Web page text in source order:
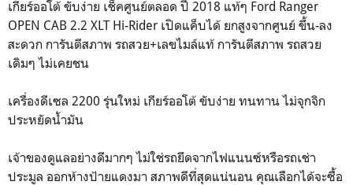
เกียร์ออโต้ ขับง่าย เช็คศูนย์ตลอด ปี 2018 แท้ๆ Ford Ranger
OPEN CAB 2.2 XLT Hi-Rider เปิดแค็บได้ ยกสูงจากศูนย์ ขึ้น-ลง
สะดวก การันตีสภาพ รถสวย+เลขไมล์แท้ การันตีสภาพ รถสวย
เดิมๆ ไม่เคยชน
เครื่องดีเซล 2200 รุ่นใหม่ เกียร์ออโต้ ขับง่าย ทนทาน ไม่จุกจิก
ประหยัดน้ำมัน
เจ้าของดูแลอย่างดีมากๆ ไม่ใช่รถยึดจากไฟแนนซ์หรือรถเช่า
ประมูล ออกห้างป้ายแดงมา สภาพดีที่สุดแน่นอน คุณเลือกได้จะซื้อ